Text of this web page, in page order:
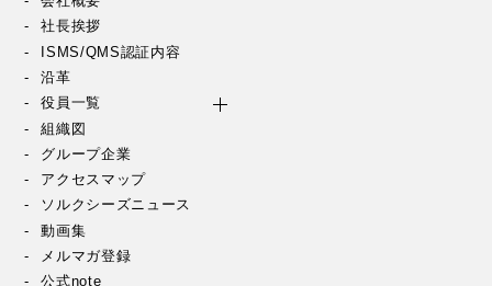
社長挨拶
ISMS/QMS認証内容
沿革
役員一覧
組織図
グループ企業
アクセスマップ
ソルクシーズニュース
動画集
メルマガ登録
公式note